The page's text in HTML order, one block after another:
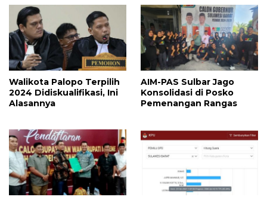
Walikota Palopo Terpilih
2024 Didiskualifikasi, Ini
Alasannya
AIM-PAS Sulbar Jago
Konsolidasi di Posko
Pemenangan Rangas